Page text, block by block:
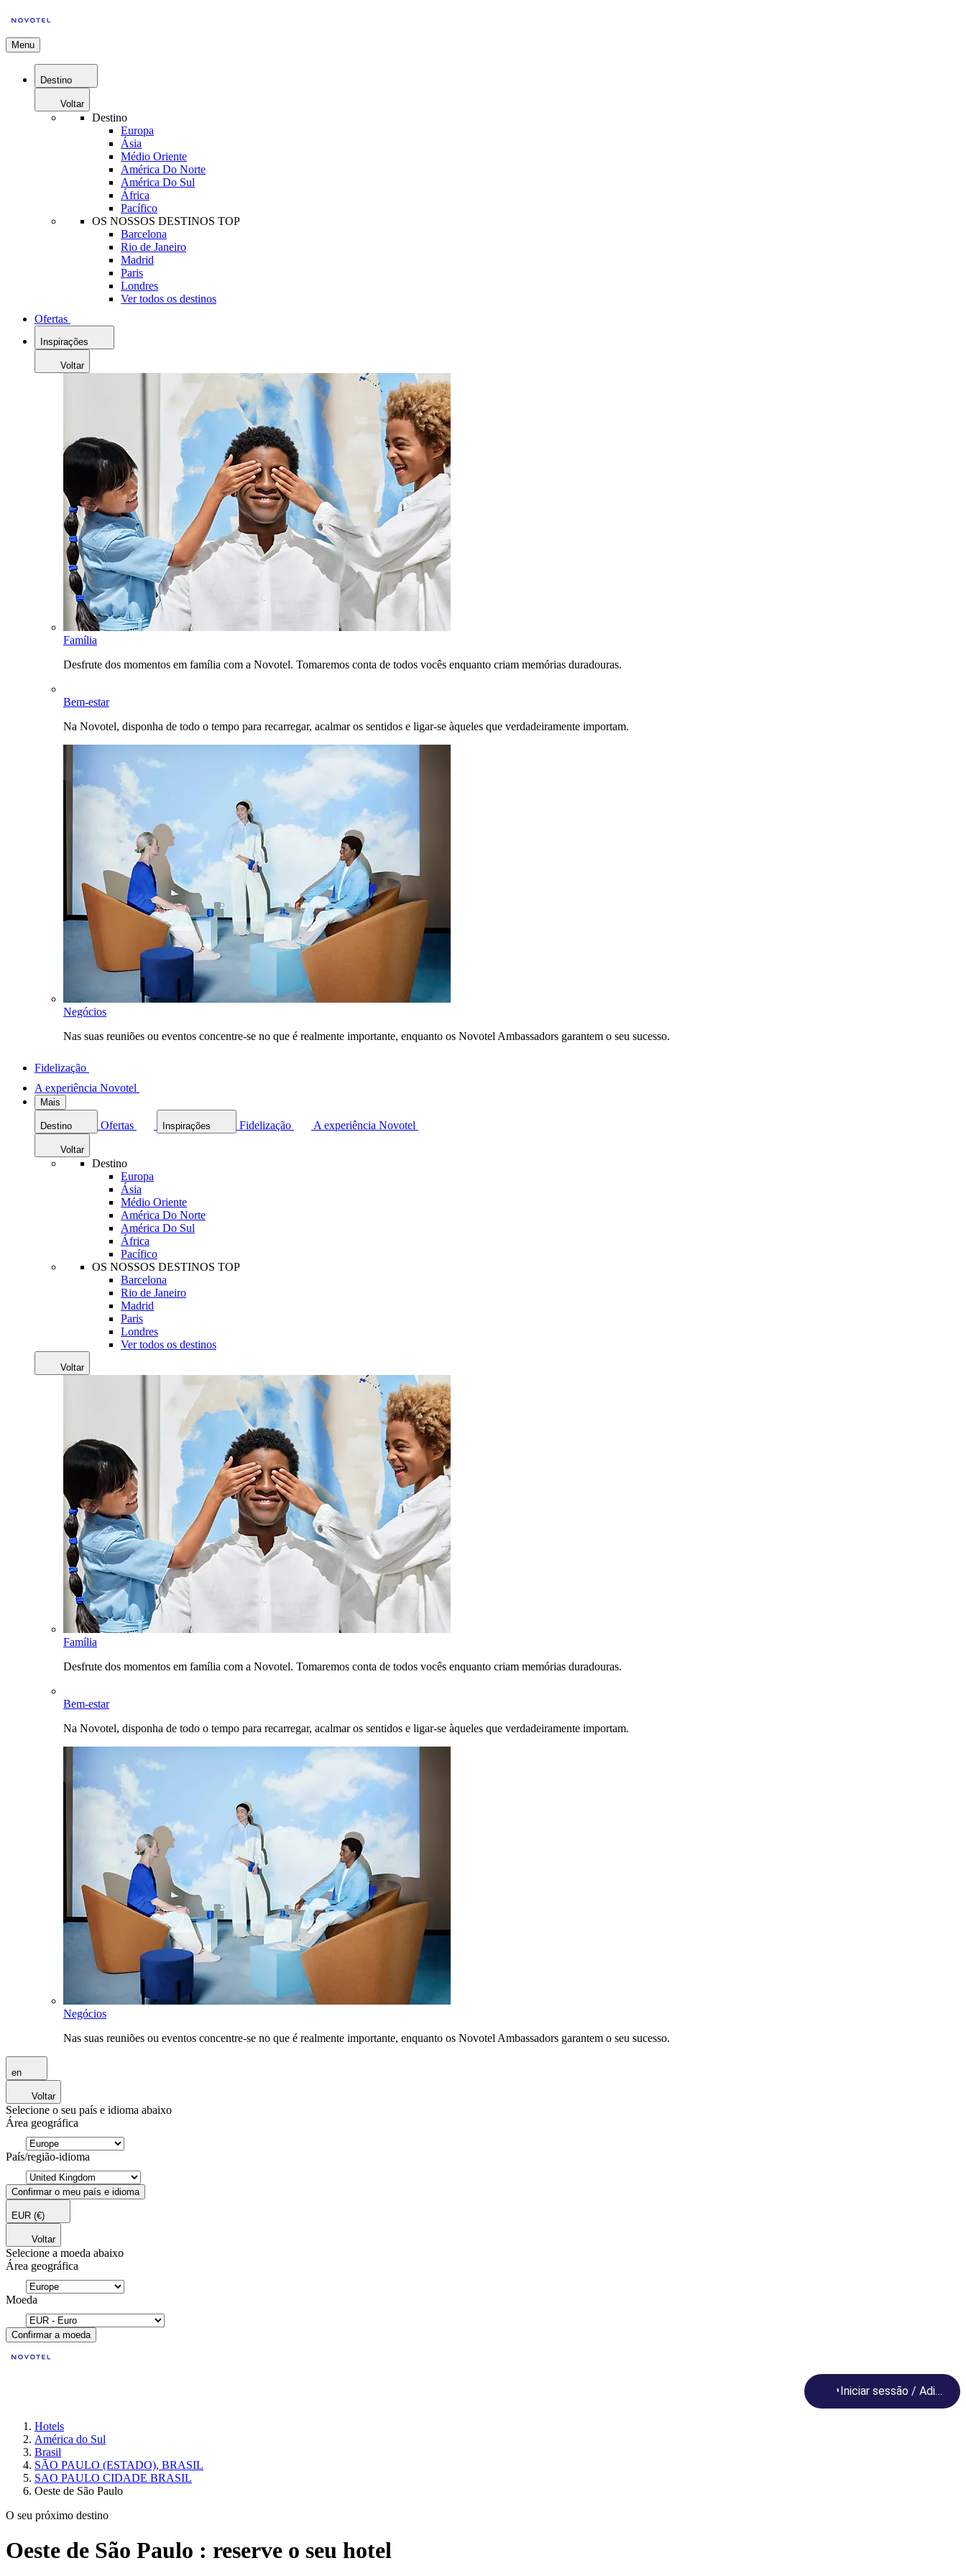
Menu
Destino
Voltar
Destino
Europa
Ásia
Médio Oriente
América Do Norte
América Do Sul
África
Pacífico
OS NOSSOS DESTINOS TOP
Barcelona
Rio de Janeiro
Madrid
Paris
Londres
Ver todos os destinos
Ofertas
Inspirações
Voltar
Família
Desfrute dos momentos em família com a Novotel. Tomaremos conta de todos vocês enquanto criam memórias duradouras.
Bem-estar
Na Novotel, disponha de todo o tempo para recarregar, acalmar os sentidos e ligar-se àqueles que verdadeiramente importam.
Negócios
Nas suas reuniões ou eventos concentre-se no que é realmente importante, enquanto os Novotel Ambassadors garantem o seu sucesso.
Fidelização
A experiência Novotel
Mais
Destino Ofertas Inspirações Fidelização A experiência Novotel
Voltar
Destino
Europa
Ásia
Médio Oriente
América Do Norte
América Do Sul
África
Pacífico
OS NOSSOS DESTINOS TOP
Barcelona
Rio de Janeiro
Madrid
Paris
Londres
Ver todos os destinos
Voltar
Família
Desfrute dos momentos em família com a Novotel. Tomaremos conta de todos vocês enquanto criam memórias duradouras.
Bem-estar
Na Novotel, disponha de todo o tempo para recarregar, acalmar os sentidos e ligar-se àqueles que verdadeiramente importam.
Negócios
Nas suas reuniões ou eventos concentre-se no que é realmente importante, enquanto os Novotel Ambassadors garantem o seu sucesso.
en
Voltar
Selecione o seu país e idioma abaixo
Área geográfica
País/região-idioma
Confirmar o meu país e idioma
EUR (€)
Voltar
Selecione a moeda abaixo
Área geográfica
Moeda
Confirmar a moeda
Loading...
Iniciar sessão / Adira
Hotels
América do Sul
Brasil
SÃO PAULO (ESTADO), BRASIL
SAO PAULO CIDADE BRASIL
Oeste de São Paulo
O seu próximo destino
Oeste de São Paulo : reserve o seu hotel